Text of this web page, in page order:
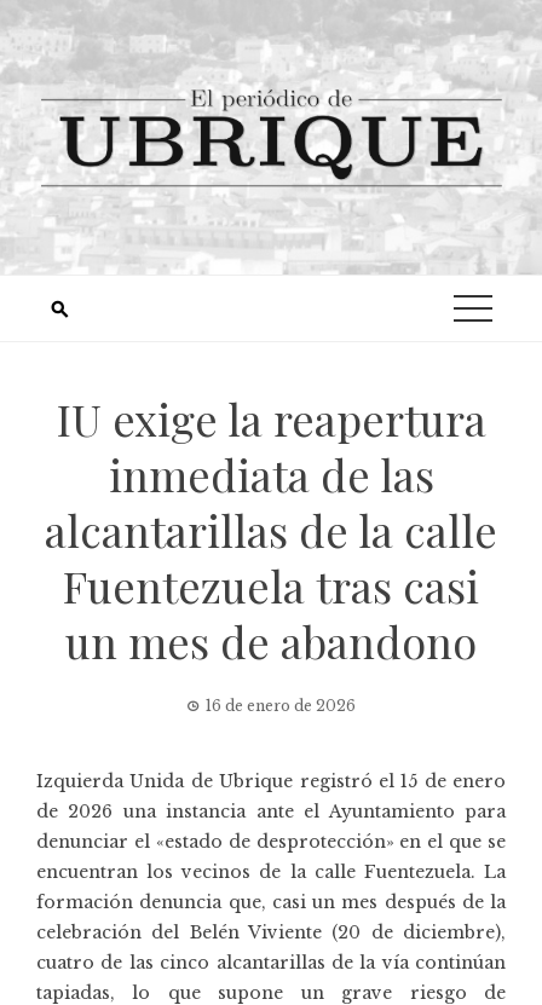
IU exige la reapertura
inmediata de las
alcantarillas de la calle
Fuentezuela tras casi
un mes de abandono
16 de enero de 2026
Izquierda Unida de Ubrique registró el 15 de enero
de 2026 una instancia ante el Ayuntamiento para
denunciar el «estado de desprotección» en el que se
encuentran los vecinos de la calle Fuentezuela. La
formación denuncia que, casi un mes después de la
celebración del Belén Viviente (20 de diciembre),
cuatro de las cinco alcantarillas de la vía continúan
tapiadas, lo que supone un grave riesgo de